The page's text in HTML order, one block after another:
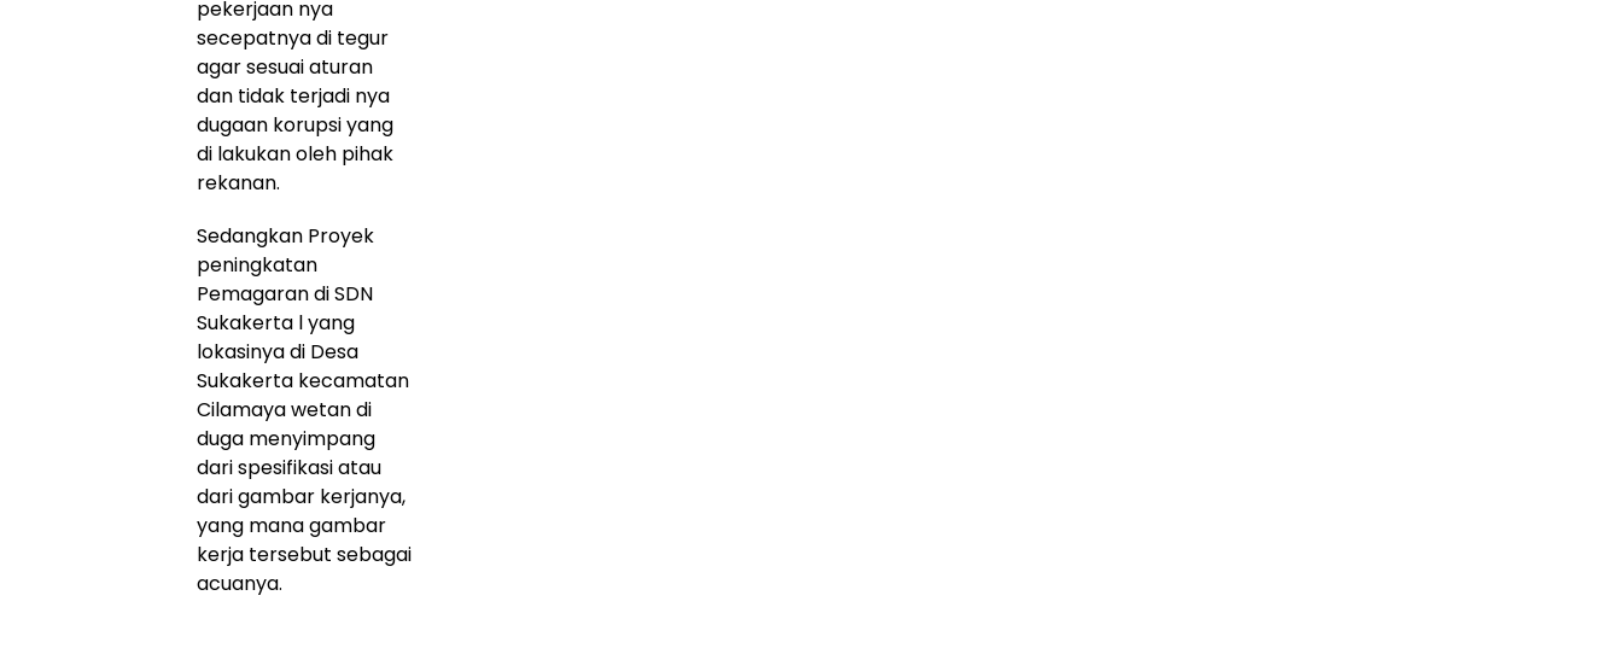
pekerjaan nya
secepatnya di tegur
agar sesuai aturan
dan tidak terjadi nya
dugaan korupsi yang
di lakukan oleh pihak
rekanan.
Sedangkan Proyek
peningkatan
Pemagaran di SDN
Sukakerta l yang
lokasinya di Desa
Sukakerta kecamatan
Cilamaya wetan di
duga menyimpang
dari spesifikasi atau
dari gambar kerjanya,
yang mana gambar
kerja tersebut sebagai
acuanya.